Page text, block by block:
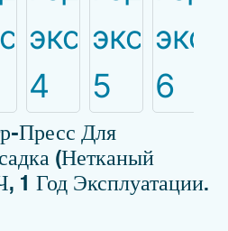
Пресс Для
(нетканый
1 Год Эксплуатации.